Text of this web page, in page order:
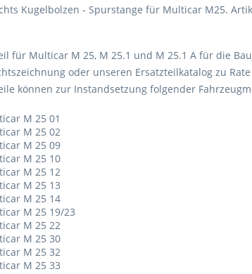
Kugelbolzen - Spurstange für Multicar M25.
für Multicar M 25, M 25.1 und M 25.1 A für die
oder unseren Ersatzteilkatalog zu
können zur Instandsetzung folgender
M 25 01
M 25 02
M 25 09
M 25 10
M 25 12
M 25 13
M 25 14
M 25 19/23
M 25 22
M 25 30
M 25 32
M 25 33